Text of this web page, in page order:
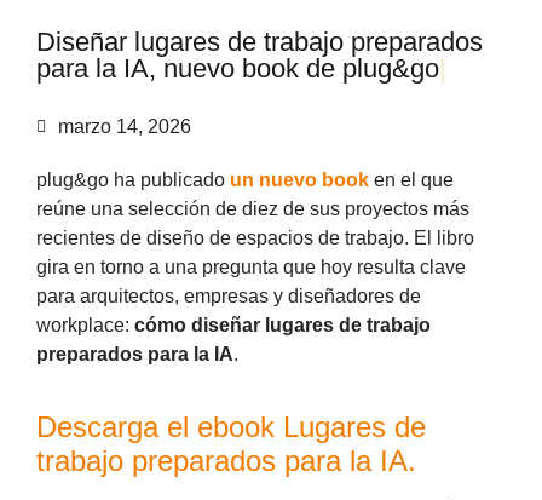
Diseñar lugares de trabajo preparados
para la IA, nuevo book de plug&go|
marzo 14, 2026
plug&go ha publicado un nuevo book en el que
reúne una selección de diez de sus proyectos más
recientes de diseño de espacios de trabajo. El libro
gira en torno a una pregunta que hoy resulta clave
para arquitectos, empresas y diseñadores de
workplace: cómo diseñar lugares de trabajo
preparados para la IA.
Descarga el ebook Lugares de
trabajo preparados para la IA.